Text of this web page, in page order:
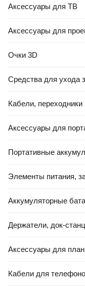
Аксессуары для ТВ
Аксессуары для
Очки 3D
Средства для ухода
Кабели, переходники
Аксессуары для
Портативные
Элементы питания,
Аккумуляторные
Держатели, док-
Аксессуары для
Кабели для